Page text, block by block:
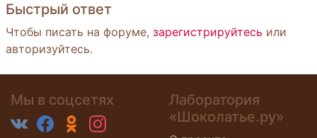
Быстрый ответ
Чтобы писать на форуме, зарегистрируйтесь или
авторизуйтесь.
Мы в соцсетях
Лаборатория
«Шоколатье.ру»